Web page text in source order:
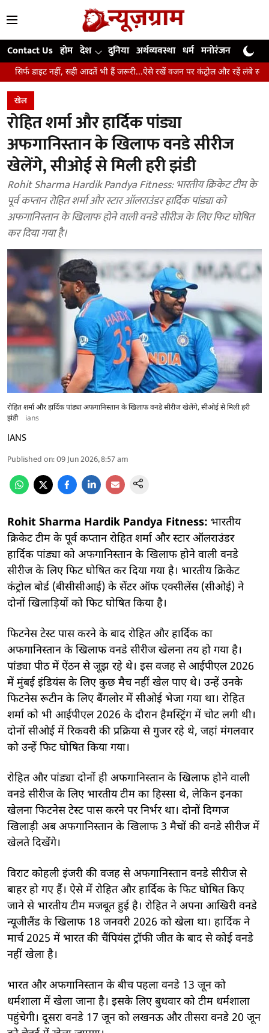
Contact Us होम देश दुनिया अर्थव्यवस्था धर्म मनोरंजन खेल
सही आदतें भी हैं जरूरी...ऐसे रखें वजन पर कंट्रोल और रहें लंबे समय तक स्वस्थ
खेल
रोहित शर्मा और हार्दिक पांड्या
अफगानिस्तान के खिलाफ वनडे सीरीज
खेलेंगे, सीओई से मिली हरी झंडी
Rohit Sharma Hardik Pandya Fitness: भारतीय क्रिकेट टीम के
पूर्व कप्तान रोहित शर्मा और स्टार ऑलराउंडर हार्दिक पांड्या को
अफगानिस्तान के खिलाफ होने वाली वनडे सीरीज के लिए फिट घोषित
कर दिया गया है।
रोहित शर्मा और हार्दिक पांड्या अफगानिस्तान के खिलाफ वनडे सीरीज खेलेंगे, सीओई से मिली हरी
झंडी
ians
IANS
Published on:09 Jun 2026, 8:57 am
Rohit Sharma Hardik Pandya Fitness: भारतीय
क्रिकेट टीम के पूर्व कप्तान रोहित शर्मा और स्टार ऑलराउंडर
हार्दिक पांड्या को अफगानिस्तान के खिलाफ होने वाली वनडे
सीरीज के लिए फिट घोषित कर दिया गया है। भारतीय क्रिकेट
कंट्रोल बोर्ड (बीसीसीआई) के सेंटर ऑफ एक्सीलेंस (सीओई) ने
दोनों खिलाड़ियों को फिट घोषित किया है।
फिटनेस टेस्ट पास करने के बाद रोहित और हार्दिक का
अफगानिस्तान के खिलाफ वनडे सीरीज खेलना तय हो गया है।
पांड्या पीठ में ऐंठन से जूझ रहे थे। इस वजह से आईपीएल 2026
में मुंबई इंडियंस के लिए कुछ मैच नहीं खेल पाए थे। उन्हें उनके
फिटनेस रूटीन के लिए बैंगलोर में सीओई भेजा गया था। रोहित
शर्मा को भी आईपीएल 2026 के दौरान हैमस्ट्रिंग में चोट लगी थी।
दोनों सीओई में रिकवरी की प्रक्रिया से गुजर रहे थे, जहां मंगलवार
को उन्हें फिट घोषित किया गया।
रोहित और पांड्या दोनों ही अफगानिस्तान के खिलाफ होने वाली
वनडे सीरीज के लिए भारतीय टीम का हिस्सा थे, लेकिन इनका
खेलना फिटनेस टेस्ट पास करने पर निर्भर था। दोनों दिग्गज
खिलाड़ी अब अफगानिस्तान के खिलाफ 3 मैचों की वनडे सीरीज में
खेलते दिखेंगे।
विराट कोहली इंजरी की वजह से अफगानिस्तान वनडे सीरीज से
बाहर हो गए हैं। ऐसे में रोहित और हार्दिक के फिट घोषित किए
जाने से भारतीय टीम मजबूत हुई है। रोहित ने अपना आखिरी वनडे
न्यूजीलैंड के खिलाफ 18 जनवरी 2026 को खेला था। हार्दिक ने
मार्च 2025 में भारत की चैंपियंस ट्रॉफी जीत के बाद से कोई वनडे
नहीं खेला है।
भारत और अफगानिस्तान के बीच पहला वनडे 13 जून को
धर्मशाला में खेला जाना है। इसके लिए बुधवार को टीम धर्मशाला
पहुंचेगी। दूसरा वनडे 17 जून को लखनऊ और तीसरा वनडे 20 जून